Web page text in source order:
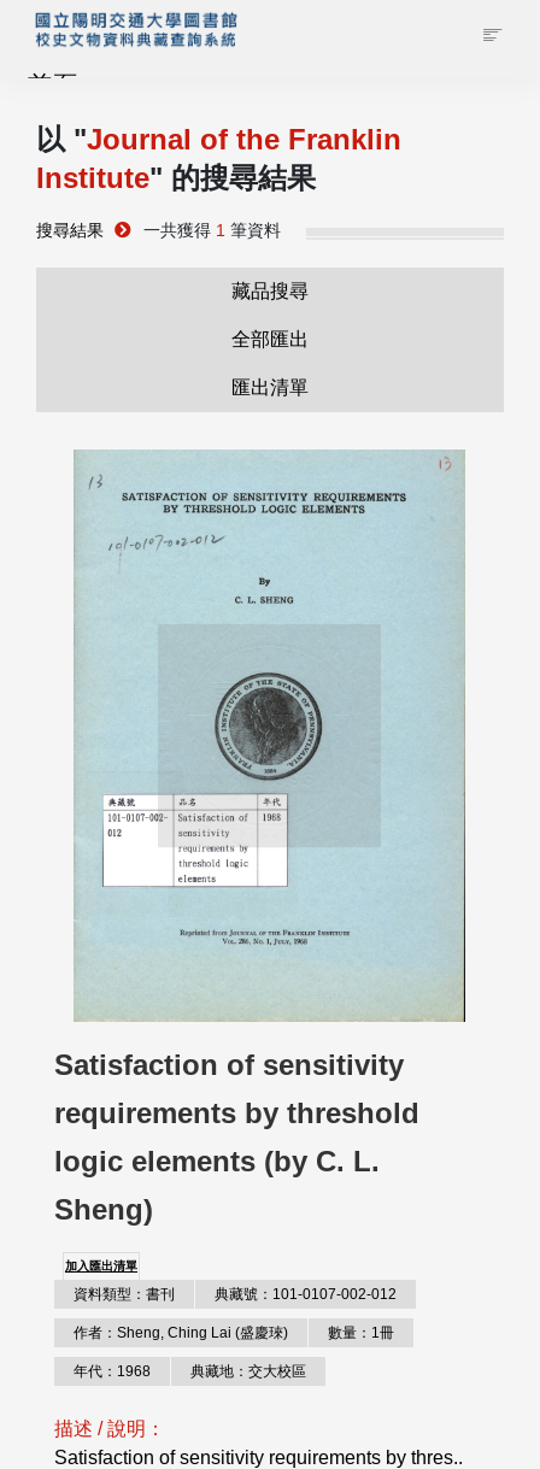
首頁
藏品查詢
校史館簡介
管理者登入
以 "Journal of the Franklin
Institute" 的搜尋結果
搜尋結果 一共獲得 1 筆資料
藏品搜尋
全部匯出
匯出清單
Satisfaction of sensitivity
requirements by threshold
logic elements (by C. L.
Sheng)
加入匯出清單
資料類型：書刊 典藏號：101-0107-002-012
作者：Sheng, Ching Lai (盛慶琜) 數量：1冊
年代：1968 典藏地：交大校區
描述 / 說明：
Satisfaction of sensitivity requirements by thres..